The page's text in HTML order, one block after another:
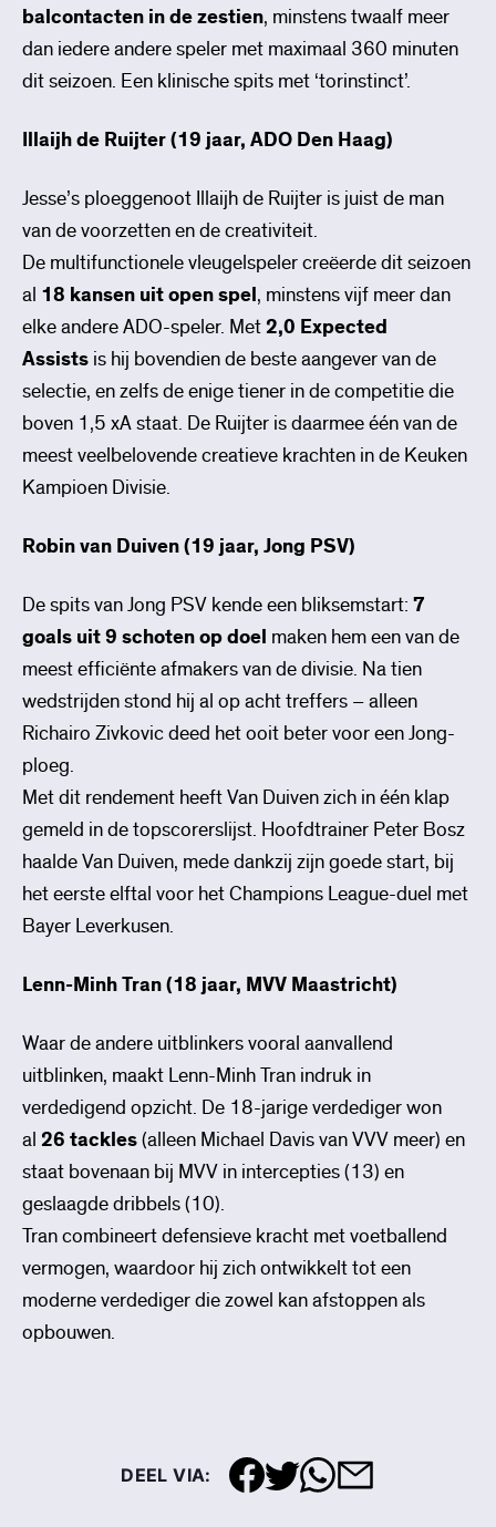
balcontacten in de zestien, minstens twaalf meer
dan iedere andere speler met maximaal 360 minuten
dit seizoen. Een klinische spits met ‘torinstinct’.
Illaijh de Ruijter (19 jaar, ADO Den Haag)
Jesse’s ploeggenoot Illaijh de Ruijter is juist de man
van de voorzetten en de creativiteit.
De multifunctionele vleugelspeler creëerde dit seizoen
al 18 kansen uit open spel, minstens vijf meer dan
elke andere ADO-speler. Met2,0 Expected
Assists is hij bovendien de beste aangever van de
selectie, en zelfs de enige tiener in de competitie die
boven 1,5 xA staat. De Ruijter is daarmee één van de
meest veelbelovende creatieve krachten in de Keuken
Kampioen Divisie.
Robin van Duiven (19 jaar, Jong PSV)
De spits van Jong PSV kende een bliksemstart: 7
goals uit 9 schoten op doel maken hem een van de
meest efficiënte afmakers van de divisie. Na tien
wedstrijden stond hij al op acht treffers – alleen
Richairo Zivkovic deed het ooit beter voor een Jong-
ploeg.
Met dit rendement heeft Van Duiven zich in één klap
gemeld in de topscorerslijst. Hoofdtrainer Peter Bosz
haalde Van Duiven, mede dankzij zijn goede start, bij
het eerste elftal voor het Champions League-duel met
Bayer Leverkusen.
Lenn-Minh Tran (18 jaar, MVV Maastricht)
Waar de andere uitblinkers vooral aanvallend
uitblinken, maakt Lenn-Minh Tran indruk in
verdedigend opzicht. De 18-jarige verdediger won
al 26 tackles(alleen Michael Davis van VVV meer) en
staat bovenaan bij MVV in intercepties (13) en
geslaagde dribbels (10).
Tran combineert defensieve kracht met voetballend
vermogen, waardoor hij zich ontwikkelt tot een
moderne verdediger die zowel kan afstoppen als
opbouwen.
DEEL VIA: